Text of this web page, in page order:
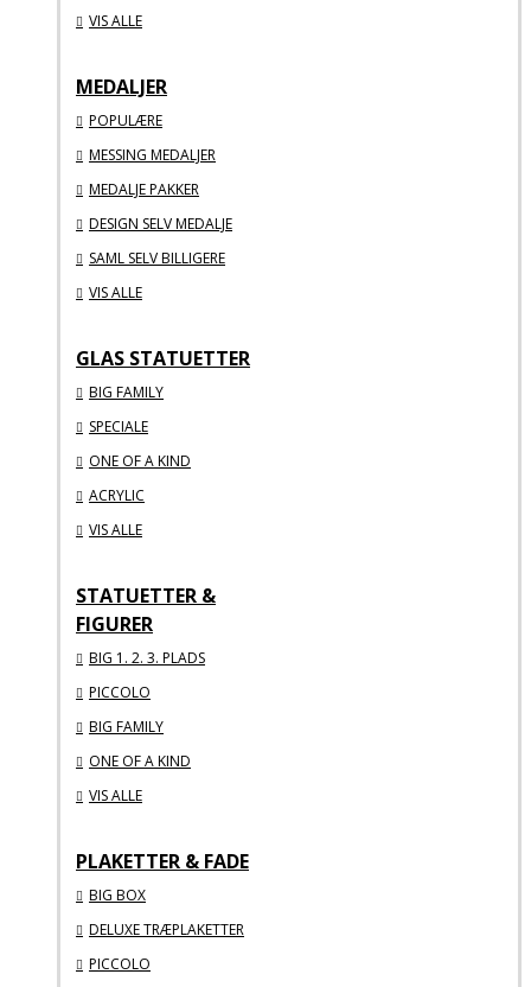
VIS ALLE
MEDALJER
POPULÆRE
MESSING MEDALJER
MEDALJE PAKKER
DESIGN SELV MEDALJE
SAML SELV BILLIGERE
VIS ALLE
GLAS STATUETTER
BIG FAMILY
SPECIALE
ONE OF A KIND
ACRYLIC
VIS ALLE
STATUETTER &
FIGURER
BIG 1. 2. 3. PLADS
PICCOLO
BIG FAMILY
ONE OF A KIND
VIS ALLE
PLAKETTER & FADE
BIG BOX
DELUXE TRÆPLAKETTER
PICCOLO